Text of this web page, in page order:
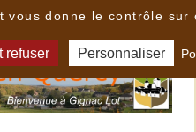
vous donne le contrôle sur
refuser Personnaliser